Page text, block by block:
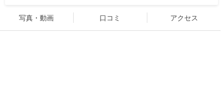
写真・動画 口コミ アクセス